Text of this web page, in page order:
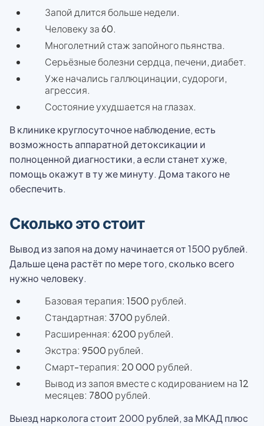
Запой длится больше недели.
Человеку за 60.
Многолетний стаж запойного пьянства.
Серьёзные болезни сердца, печени, диабет.
Уже начались галлюцинации, судороги,
агрессия.
Состояние ухудшается на глазах.
В клинике круглосуточное наблюдение, есть
возможность аппаратной детоксикации и
полноценной диагностики, а если станет хуже,
помощь окажут в ту же минуту. Дома такого не
обеспечить.
Сколько это стоит
Вывод из запоя на дому начинается от 1500 рублей.
Дальше цена растёт по мере того, сколько всего
нужно человеку.
Базовая терапия: 1500 рублей.
Стандартная: 3700 рублей.
Расширенная: 6200 рублей.
Экстра: 9500 рублей.
Смарт-терапия: 20 000 рублей.
Вывод из запоя вместе с кодированием на 12
месяцев: 7800 рублей.
Выезд нарколога стоит 2000 рублей, за МКАД плюс